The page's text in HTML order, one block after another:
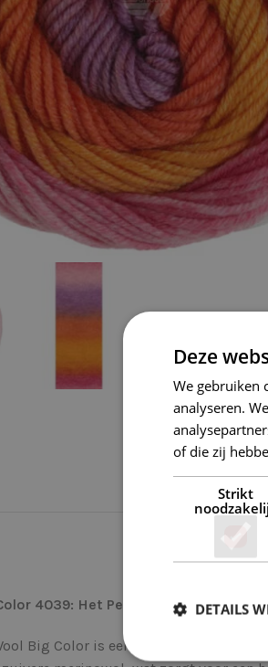
4039: Het Perfecte Garen voor
Big Color is een uitzonderlijk
Deze
We gebruiken
analyseren.
of die zij
Strikt
DETAILS